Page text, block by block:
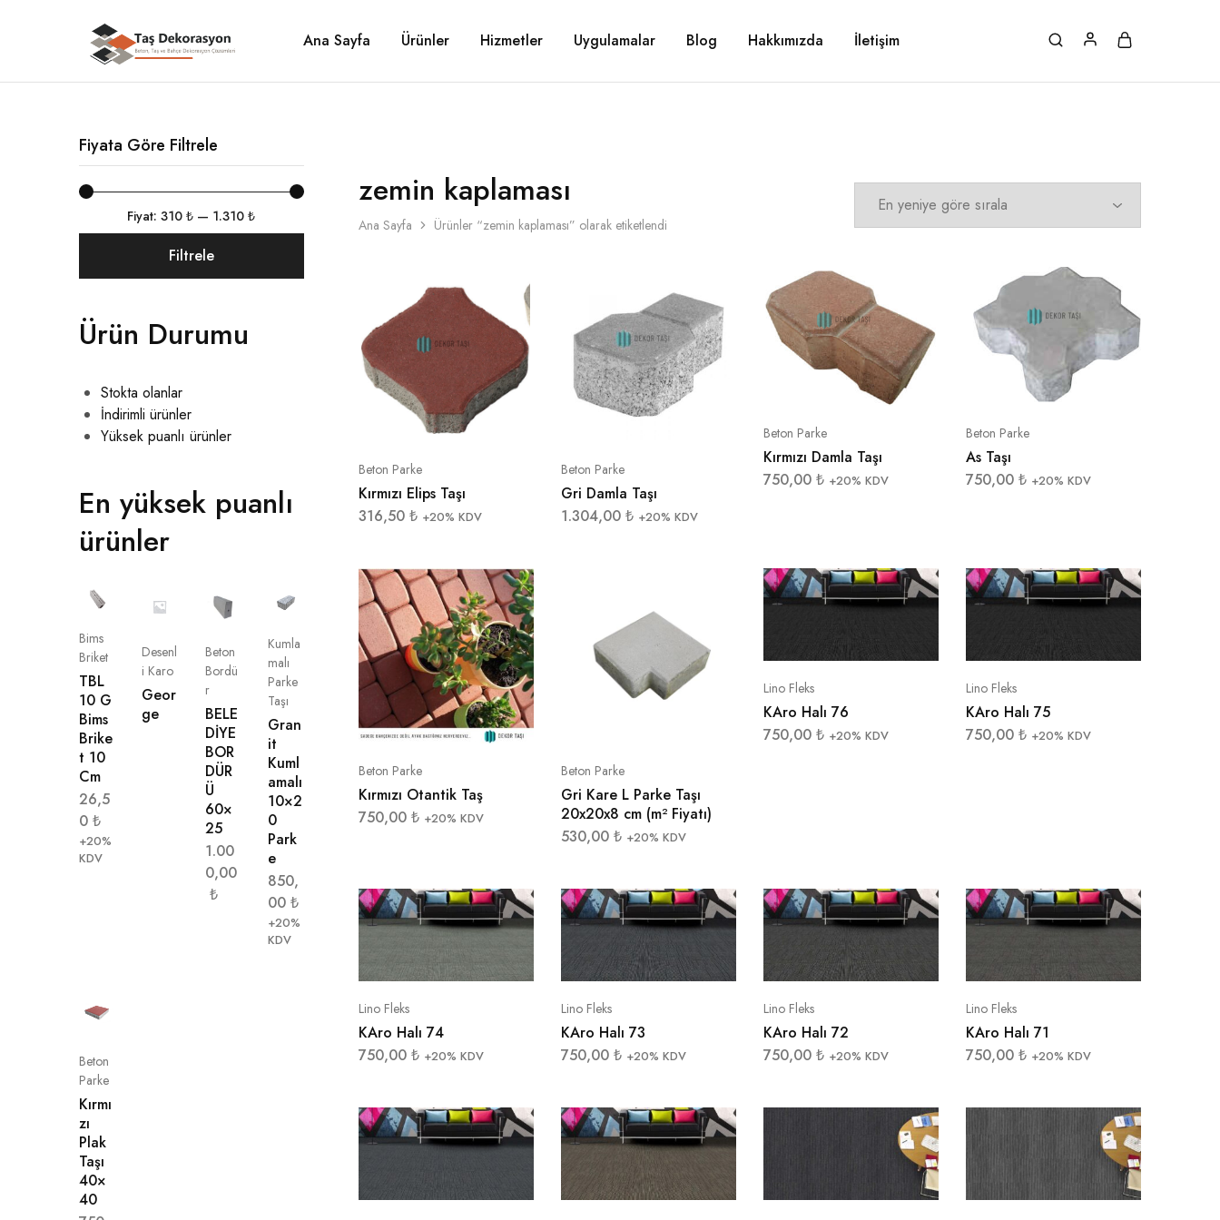
Taş
Dekorasyon
Beton,
Taş
Bahçe
Ana Sayfa Ürünler Hizmetler Uygulamalar Blog Hakkımızda İletişim
zemin kaplaması
Ana Sayfa Ürünler “zemin kaplaması” olarak etiketlendi
Beton Parke
Kırmızı Elips Taşı
316,50 ₺ +20% KDV
Beton Parke
Gri Damla Taşı
1.304,00 ₺ +20% KDV
Beton Parke
Kırmızı Damla Taşı
750,00 ₺ +20% KDV
Beton Parke
As Taşı
750,00 ₺ +20% KDV
Beton Parke
Kırmızı Otantik Taş
750,00 ₺ +20% KDV
Beton Parke
Gri Kare L Parke Taşı
20x20x8 cm (m² Fiyatı)
530,00 ₺ +20% KDV
Lino Fleks
KAro Halı 76
750,00 ₺ +20% KDV
Lino Fleks
KAro Halı 75
750,00 ₺ +20% KDV
Lino Fleks
KAro Halı 74
750,00 ₺ +20% KDV
Lino Fleks
KAro Halı 73
750,00 ₺ +20% KDV
Lino Fleks
KAro Halı 72
750,00 ₺ +20% KDV
Lino Fleks
KAro Halı 71
750,00 ₺ +20% KDV
Fiyata Göre Filtrele
Filtrele
Fiyat:310 ₺ — 1.310 ₺
Ürün Durumu
Stokta olanlar
İndirimli ürünler
Yüksek puanlı ürünler
En yüksek puanlı
ürünler
Bims
Briket
TBL
10 G
Bims
Brike
t 10
Cm
26,5
0 ₺
+20%
KDV
Desenl
i Karo
Geor
ge
Beton
Bordü
r
BELE
DİYE
BOR
DÜR
Ü
60×
25
1.00
0,00
₺
Kumla
malı
Parke
Taşı
Gran
it
Kuml
amalı
10×2
0
Park
e
850,
00₺
+20%
KDV
Beton
Parke
Kırmı
zı
Plak
Taşı
40×
40